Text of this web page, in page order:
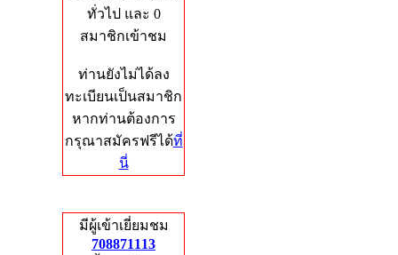
ทั่วไป และ 0
สมาชิกเข้าชม
ท่านยังไม่ได้ลง
ทะเบียนเป็นสมาชิก
หากท่านต้องการ
กรุณาสมัครฟรีได้ที่
นี่
มีผู้เข้าเยี่ยมชม
708871113